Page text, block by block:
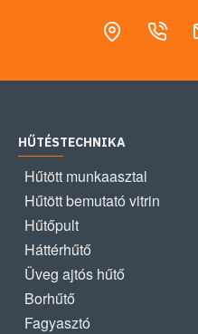
HŰTÉSTECHNIKA
Hűtött munkaasztal
Hűtött bemutató vitrin
Hűtőpult
Háttérhűtő
Üveg ajtós hűtő
Borhűtő
Fagyasztó